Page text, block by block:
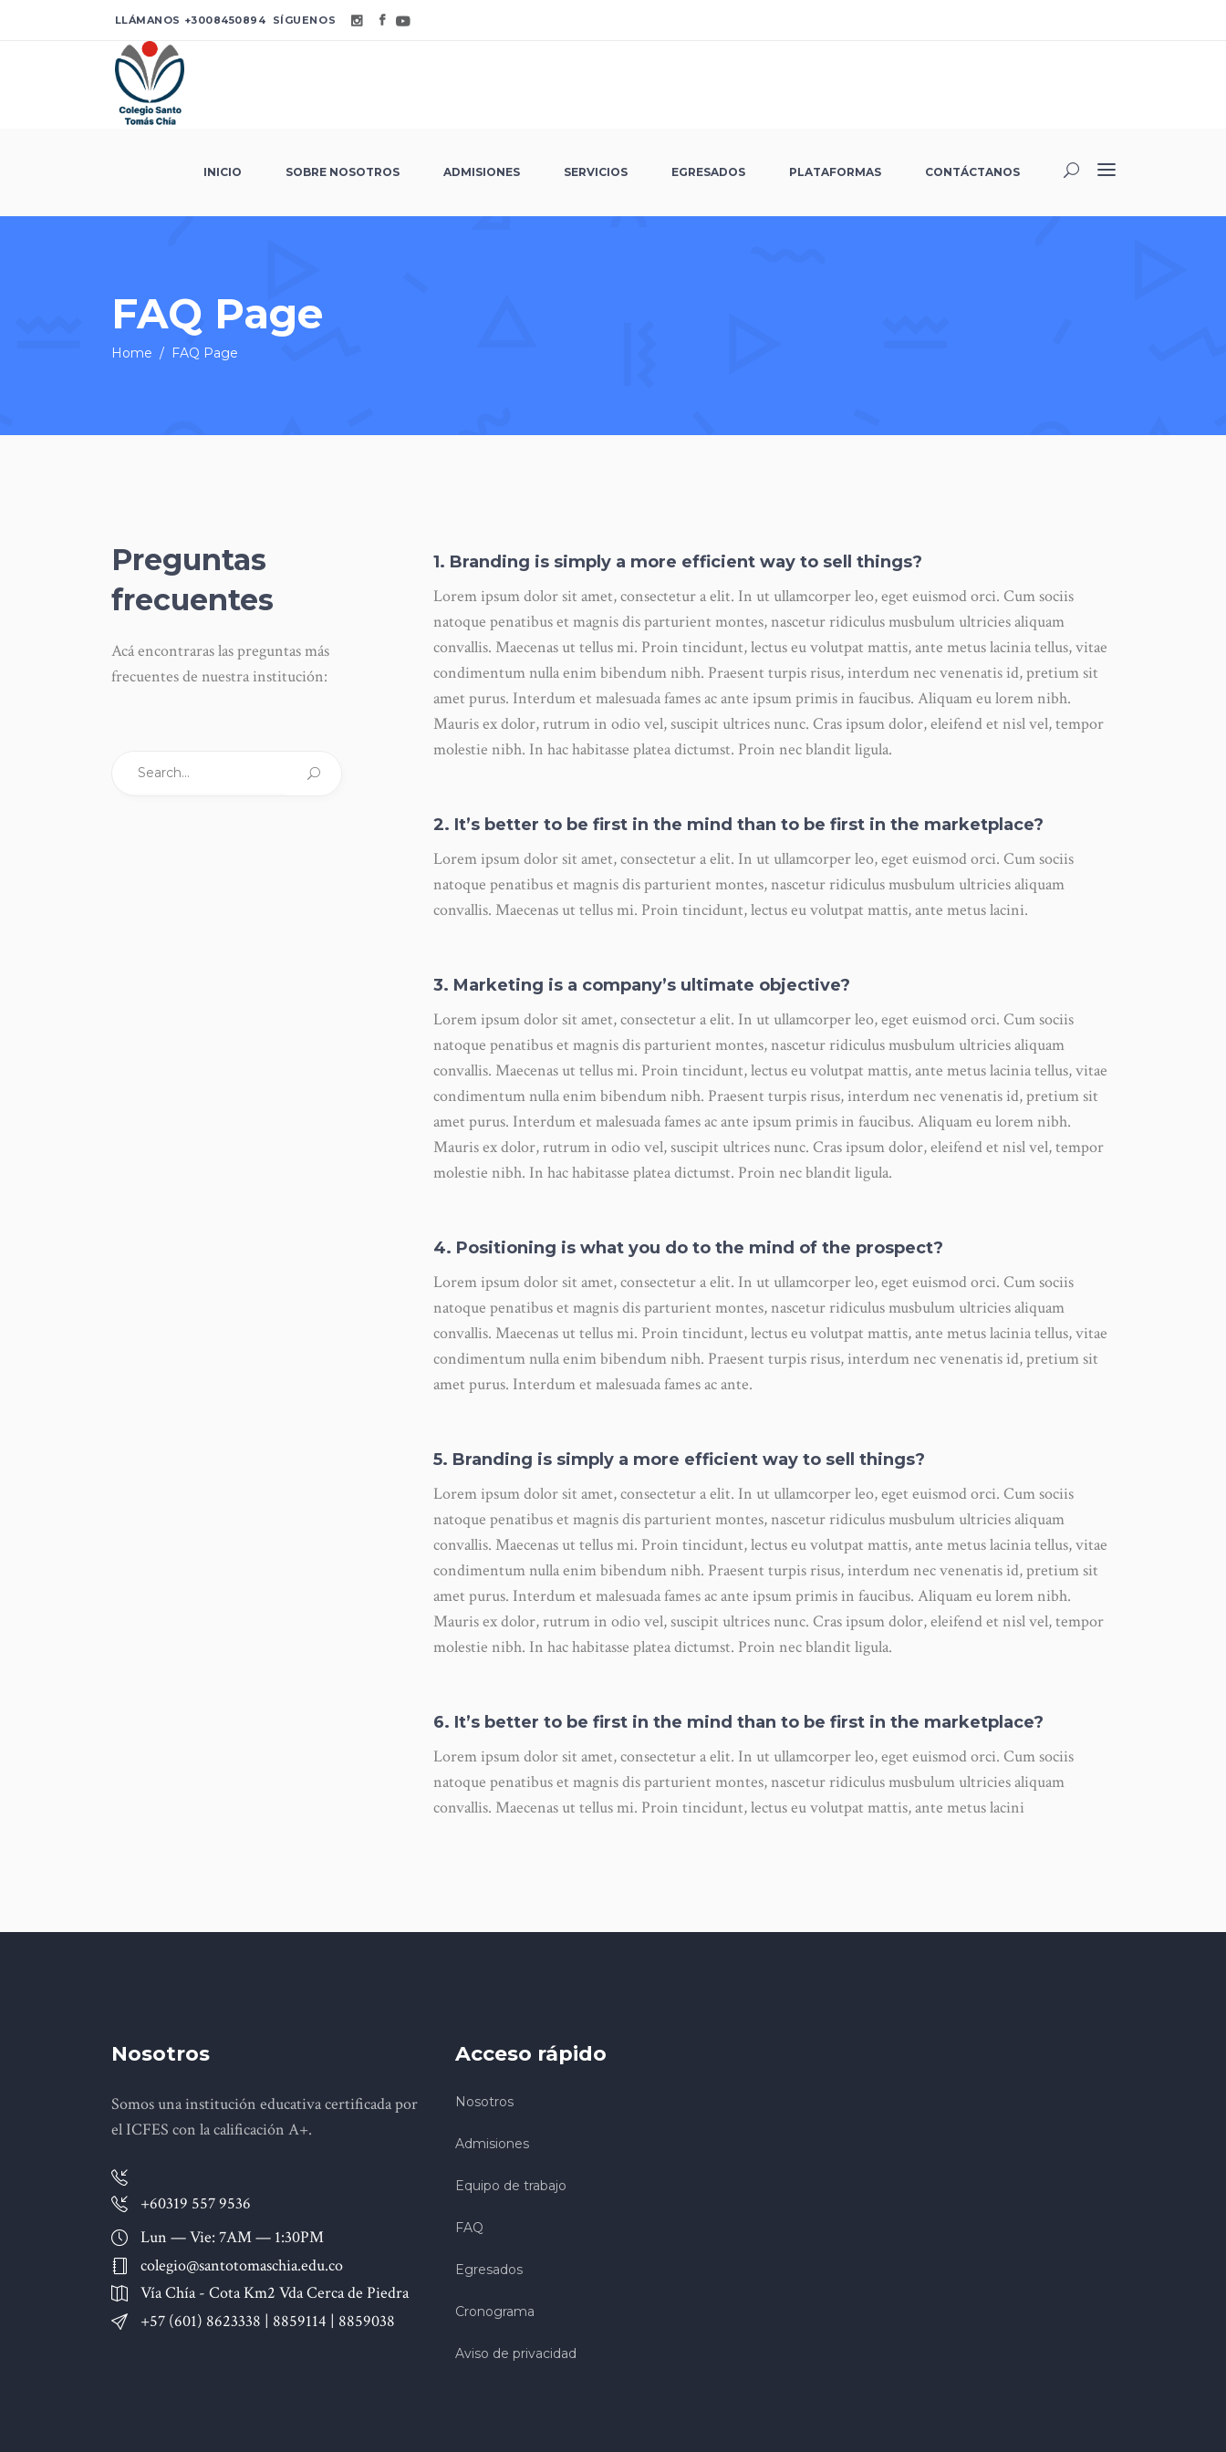
LLÁMANOS +3008450894 SÍGUENOS
INICIO SOBRE NOSOTROS ADMISIONES SERVICIOS EGRESADOS PLATAFORMAS CONTÁCTANOS
FAQ Page
Home / FAQ Page
1. Branding is simply a more efficient way to sell things?
Lorem ipsum dolor sit amet, consectetur a elit. In ut ullamcorper leo, eget euismod orci. Cum sociis
natoque penatibus et magnis dis parturient montes, nascetur ridiculus musbulum ultricies aliquam
convallis. Maecenas ut tellus mi. Proin tincidunt, lectus eu volutpat mattis, ante metus lacinia tellus, vitae
condimentum nulla enim bibendum nibh. Praesent turpis risus, interdum nec venenatis id, pretium sit
amet purus. Interdum et malesuada fames ac ante ipsum primis in faucibus. Aliquam eu lorem nibh.
Mauris ex dolor, rutrum in odio vel, suscipit ultrices nunc. Cras ipsum dolor, eleifend et nisl vel, tempor
molestie nibh. In hac habitasse platea dictumst. Proin nec blandit ligula.
2. It’s better to be first in the mind than to be first in the marketplace?
Lorem ipsum dolor sit amet, consectetur a elit. In ut ullamcorper leo, eget euismod orci. Cum sociis
natoque penatibus et magnis dis parturient montes, nascetur ridiculus musbulum ultricies aliquam
convallis. Maecenas ut tellus mi. Proin tincidunt, lectus eu volutpat mattis, ante metus lacini.
3. Marketing is a company’s ultimate objective?
Lorem ipsum dolor sit amet, consectetur a elit. In ut ullamcorper leo, eget euismod orci. Cum sociis
natoque penatibus et magnis dis parturient montes, nascetur ridiculus musbulum ultricies aliquam
convallis. Maecenas ut tellus mi. Proin tincidunt, lectus eu volutpat mattis, ante metus lacinia tellus, vitae
condimentum nulla enim bibendum nibh. Praesent turpis risus, interdum nec venenatis id, pretium sit
amet purus. Interdum et malesuada fames ac ante ipsum primis in faucibus. Aliquam eu lorem nibh.
Mauris ex dolor, rutrum in odio vel, suscipit ultrices nunc. Cras ipsum dolor, eleifend et nisl vel, tempor
molestie nibh. In hac habitasse platea dictumst. Proin nec blandit ligula.
4. Positioning is what you do to the mind of the prospect?
Lorem ipsum dolor sit amet, consectetur a elit. In ut ullamcorper leo, eget euismod orci. Cum sociis
natoque penatibus et magnis dis parturient montes, nascetur ridiculus musbulum ultricies aliquam
convallis. Maecenas ut tellus mi. Proin tincidunt, lectus eu volutpat mattis, ante metus lacinia tellus, vitae
condimentum nulla enim bibendum nibh. Praesent turpis risus, interdum nec venenatis id, pretium sit
amet purus. Interdum et malesuada fames ac ante.
5. Branding is simply a more efficient way to sell things?
Lorem ipsum dolor sit amet, consectetur a elit. In ut ullamcorper leo, eget euismod orci. Cum sociis
natoque penatibus et magnis dis parturient montes, nascetur ridiculus musbulum ultricies aliquam
convallis. Maecenas ut tellus mi. Proin tincidunt, lectus eu volutpat mattis, ante metus lacinia tellus, vitae
condimentum nulla enim bibendum nibh. Praesent turpis risus, interdum nec venenatis id, pretium sit
amet purus. Interdum et malesuada fames ac ante ipsum primis in faucibus. Aliquam eu lorem nibh.
Mauris ex dolor, rutrum in odio vel, suscipit ultrices nunc. Cras ipsum dolor, eleifend et nisl vel, tempor
molestie nibh. In hac habitasse platea dictumst. Proin nec blandit ligula.
6. It’s better to be first in the mind than to be first in the marketplace?
Lorem ipsum dolor sit amet, consectetur a elit. In ut ullamcorper leo, eget euismod orci. Cum sociis
natoque penatibus et magnis dis parturient montes, nascetur ridiculus musbulum ultricies aliquam
convallis. Maecenas ut tellus mi. Proin tincidunt, lectus eu volutpat mattis, ante metus lacini
Preguntas
frecuentes
Acá encontraras las preguntas más
frecuentes de nuestra institución:
Search
Nosotros
Somos una institución educativa certificada por
el ICFES con la calificación A+.
+60319 557 9536
Lun — Vie: 7AM — 1:30PM
colegio@santotomaschia.edu.co
Vía Chía - Cota Km2 Vda Cerca de Piedra
+57 (601) 8623338 | 8859114 | 8859038
Acceso rápido
Nosotros
Admisiones
Equipo de trabajo
FAQ
Egresados
Cronograma
Aviso de privacidad